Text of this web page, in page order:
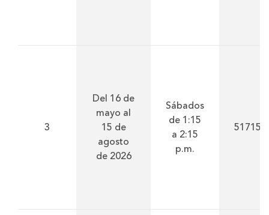
3
Del 16 de
mayo al
15 de
agosto
de 2026
Sábados
de 1:15
a 2:15
p.m.
51715